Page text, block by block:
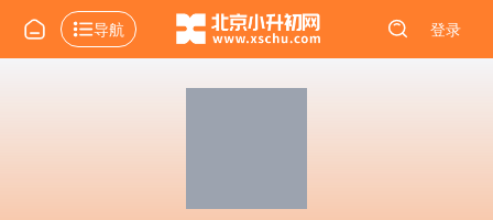
导航 登录